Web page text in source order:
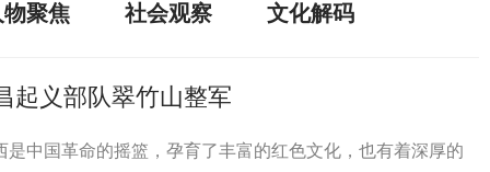
物聚焦 社会观察 文化解码
起义部队翠竹山整军
是中国革命的摇篮，孕育了丰富的红色文化，也有着深厚的